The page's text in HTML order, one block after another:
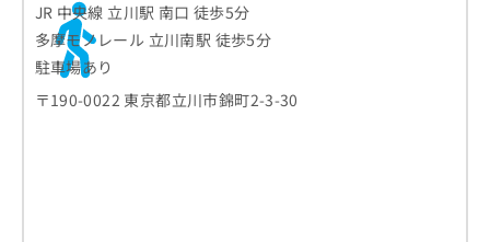
JR 中央線 立川駅 南口 徒歩5分
多摩モノレール 立川南駅 徒歩5分
駐車場あり
〒190-0022 東京都立川市錦町2-3-30